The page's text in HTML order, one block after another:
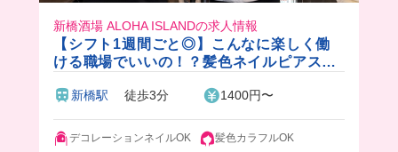
新橋酒場 ALOHA ISLANDの求人情報
【シフト1週間ごと◎】こんなに楽しく働
ける職場でいいの！？髪色ネイルピアス服
し💓新橋駅 徒歩3分 1400円〜
デコレーションネイルOK
髪色カラフルOK